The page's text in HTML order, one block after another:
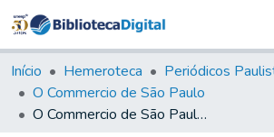
&
Coleções
Tudo na
Biblioteca
Início Hemeroteca
Periódicos
O Commercio de São Paulo
O Commercio de São Paulo, 1900, Ano VIII, n. 2281